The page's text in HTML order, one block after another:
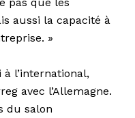
aussi la capacité à
»
à l’international,
avec l’Allemagne.
du salon